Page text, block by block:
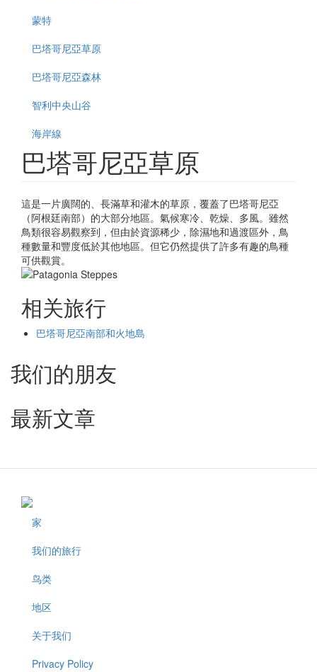
蒙特
巴塔哥尼亞草原
巴塔哥尼亞森林
智利中央山谷
海岸線
巴塔哥尼亞草原
這是一片廣闊的、長滿草和灌木的草原，覆蓋了巴塔哥尼亞
（阿根廷南部）的大部分地區。氣候寒冷、乾燥、多風。雖然
鳥類很容易觀察到，但由於資源稀少，除濕地和過渡區外，鳥
種數量和豐度低於其他地區。但它仍然提供了許多有趣的鳥種
可供觀賞。
相关旅行
巴塔哥尼亞南部和火地島
我们的朋友
最新文章
Footer
家
我们的旅行
鸟类
地区
关于我们
Privacy Policy